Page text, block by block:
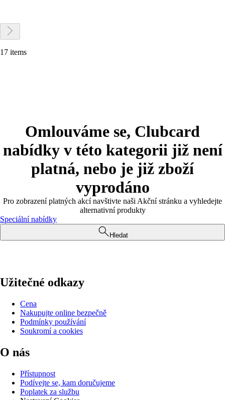
17 items
Omlouváme se, Clubcard
nabídky v této kategorii již není
platná, nebo je již zboží
vyprodáno
Pro zobrazení platných akcí navštivte naši Akční stránku a vyhledejte
alternativní produkty
Speciální nabídky
Hledat
Užitečné odkazy
Cena
Nakupujte online bezpečně
Podmínky používání
Soukromí a cookies
O nás
Přístupnost
Podívejte se, kam doručujeme
Poplatek za službu